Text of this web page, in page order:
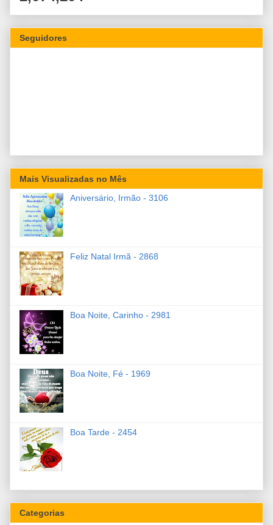
Seguidores
Mais Visualizadas no Mês
Aniversário, Irmão - 3106
Feliz Natal Irmã - 2868
Boa Noite, Carinho - 2981
Boa Noite, Fé - 1969
Boa Tarde - 2454
Categorias